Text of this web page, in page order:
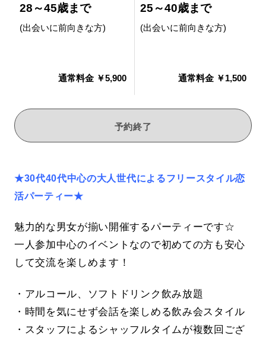
28～45歳まで
(出会いに前向きな方)
通常料金 ￥5,900
25～40歳まで
(出会いに前向きな方)
通常料金 ￥1,500
予約終了
★30代40代中心の大人世代によるフリースタイル恋
活パーティー★
魅力的な男女が揃い開催するパーティーです☆
一人参加中心のイベントなので初めての方も安心
して交流を楽しめます！
・アルコール、ソフトドリンク飲み放題
・時間を気にせず会話を楽しめる飲み会スタイル
・スタッフによるシャッフルタイムが複数回ござ